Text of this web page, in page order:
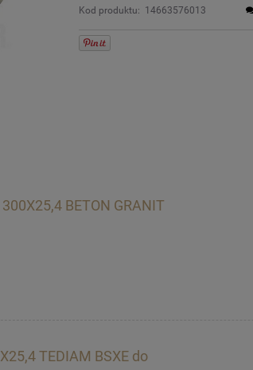
Kod produktu: 14663576013
BETON GRANIT
TEDIAM BSXE do